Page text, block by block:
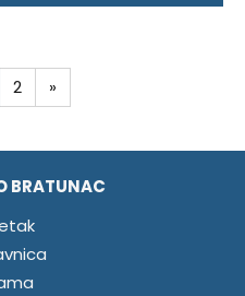
2 »
BRATUNAC